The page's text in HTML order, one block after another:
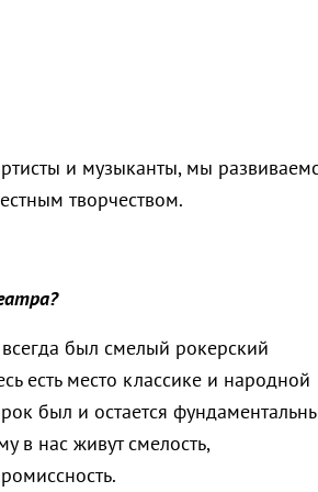
и музыканты, мы
творчеством.
всегда был смелый рокерский
есть место классике и народной
был и остается
в нас живут смелость,